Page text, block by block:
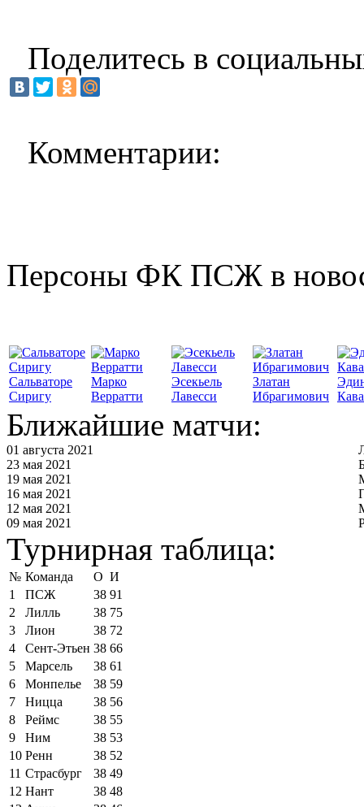
Поделитесь в
Комментарии:
Персоны ФК ПСЖ в
Сальваторе
Сиригу
Марко
Верратти
Эсекьель
Лавесси
Златан
Ибрагимович
Ближайшие матчи:
01 августа 2021
23 мая 2021
19 мая 2021
16 мая 2021
12 мая 2021
09 мая 2021
Турнирная таблица:
№ Команда О И
1
ПСЖ 38 91
2
Лилль 38 75
3
Лион 38 72
4
Сент-Этьен 38 66
5
Марсель 38 61
6
Монпелье 38 59
7
Ницца 38 56
8
Реймс 38 55
9
Ним 38 53
10 Ренн 38 52
11 Страсбург 38 49
12 Нант 38 48